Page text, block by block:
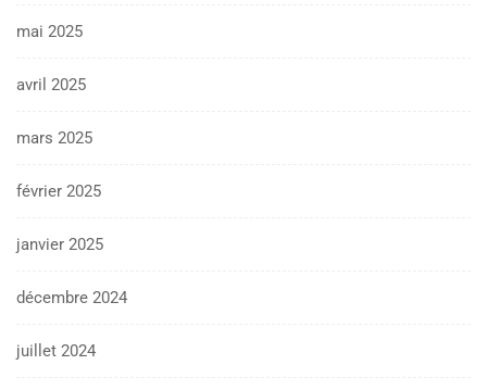
mai 2025
avril 2025
mars 2025
février 2025
janvier 2025
décembre 2024
juillet 2024